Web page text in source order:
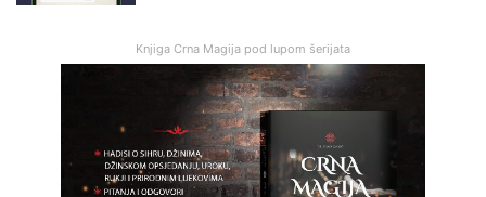
Knjiga Crna Magija pod lupom šerijata